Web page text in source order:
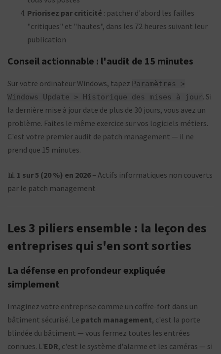
Priorisez par criticité : patcher d'abord les failles
"critiques" et "hautes", dans les 72 heures suivant leur
publication
Conseil actionnable : l'audit de 15 minutes
Sur votre ordinateur Windows, tapez Paramètres >
Windows Update > Historique des mises à jour. Si
la dernière mise à jour date de plus de 30 jours, vous avez un
problème. Faites le même exercice sur vos logiciels métiers.
C'est votre premier audit de patch management — il ne
prend que 15 minutes.
📊 1 sur 5 (20 %) en 2026 – Actifs informatiques non couverts
par le patch management
Les 3 piliers ensemble : la leçon des
entreprises qui s'en sont sorties
La défense en profondeur expliquée
simplement
Imaginez votre entreprise comme un coffre-fort dans un
bâtiment sécurisé. Le patch management, c'est la porte
blindée du bâtiment — vous fermez toutes les entrées
connues. L'EDR, c'est le système d'alarme et les caméras — si